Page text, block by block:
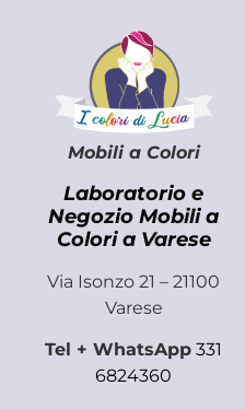
Mobili a Colori
Laboratorio e
Negozio Mobili a
Colori a Varese
Via Isonzo 21 – 21100
Varese
Tel + WhatsApp 331
6824360